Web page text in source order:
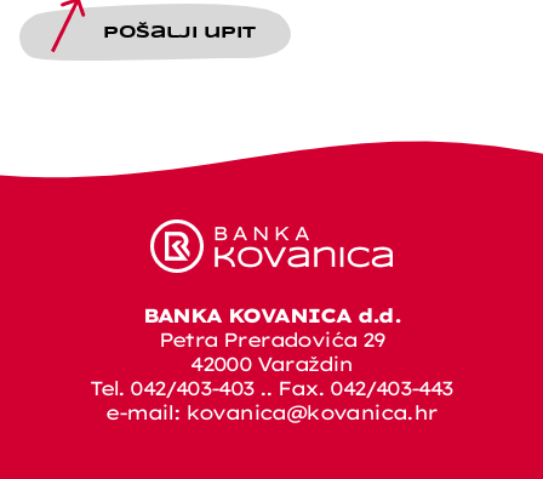
Pošalji upit
BANKA KOVANICA d.d.
Petra Preradovića 29
42000 Varaždin
Tel. 042/403-403 .. Fax. 042/403-443
e-mail: kovanica@kovanica.hr